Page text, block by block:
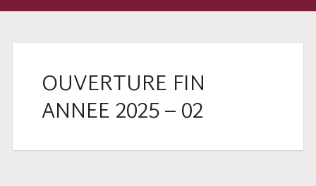
OUVERTURE FIN
ANNEE 2025 – 02